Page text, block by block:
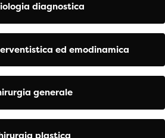
diagnostica
ed emodinamica
generale
plastica